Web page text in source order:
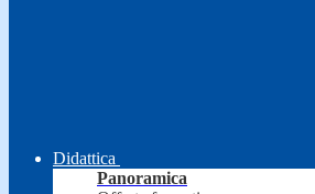
Didattica
Panoramica